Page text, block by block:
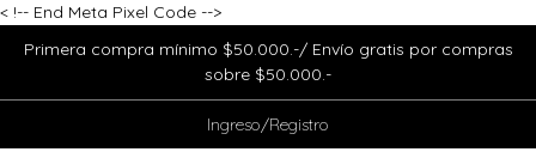
< !-- End Meta Pixel Code -->
Primera compra mínimo $50.000.-/ Envío gratis por compras
sobre $50.000.-
Ingreso/Registro